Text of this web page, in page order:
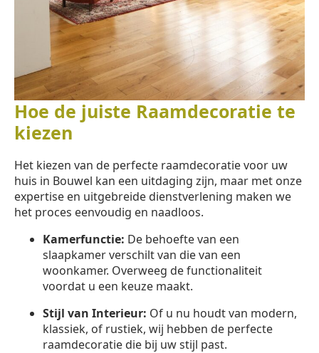
Hoe de juiste Raamdecoratie te
kiezen
Het kiezen van de perfecte raamdecoratie voor uw
huis in Bouwel kan een uitdaging zijn, maar met onze
expertise en uitgebreide dienstverlening maken we
het proces eenvoudig en naadloos.
Kamerfunctie: De behoefte van een
slaapkamer verschilt van die van een
woonkamer. Overweeg de functionaliteit
voordat u een keuze maakt.
Stijl van Interieur: Of u nu houdt van modern,
klassiek, of rustiek, wij hebben de perfecte
raamdecoratie die bij uw stijl past.